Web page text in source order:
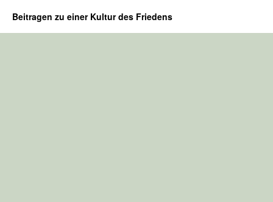
Beitragen zu einer Kultur des Friedens